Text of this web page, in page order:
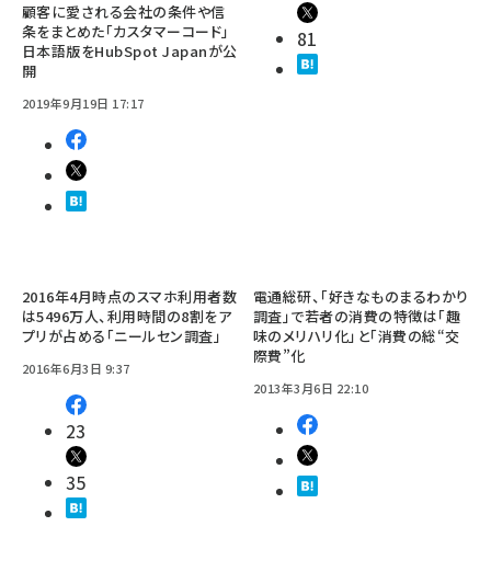
顧客に愛される会社の条件や信
条をまとめた「カスタマーコード」
日本語版をHubSpot Japanが公
開
2019年9月19日 17:17
81
2016年4月時点のスマホ利用者数
は5496万人、利用時間の8割をア
プリが占める「ニールセン調査」
2016年6月3日 9:37
23
35
電通総研、「好きなものまるわかり
調査」で若者の消費の特徴は「趣
味のメリハリ化」と「消費の総“交
際費”化
2013年3月6日 22:10